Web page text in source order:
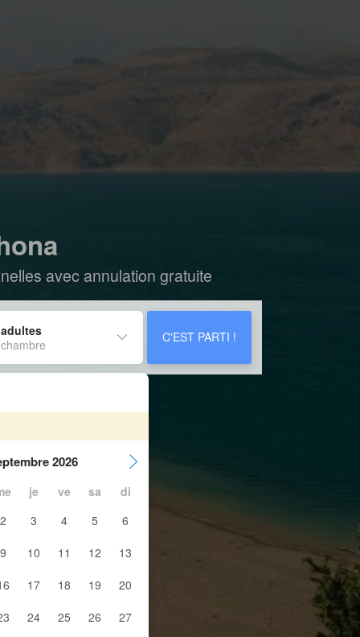
avec annulation gratuite
C'EST PARTI !
2026
je ve sa
di
2
3 4 5
6
9
10 11 12
13
17 18 19
20
24 25 26 27